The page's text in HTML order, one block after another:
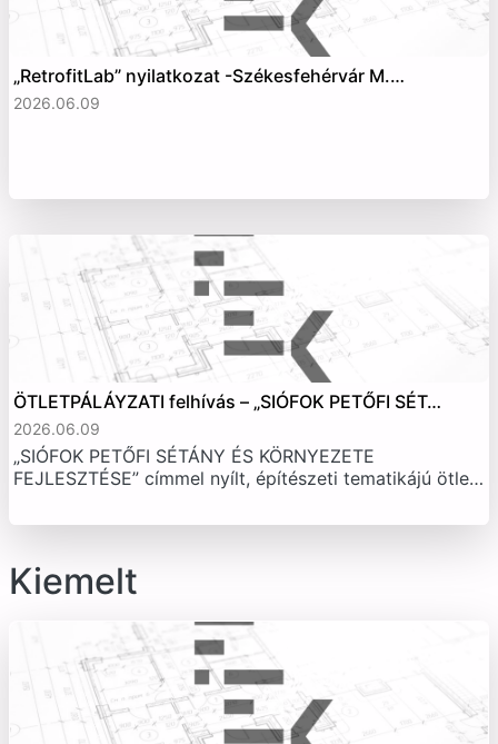
„RetrofitLab” nyilatkozat -Székesfehérvár M.…
2026.06.09
ÖTLETPÁLÁYZATI felhívás – „SIÓFOK PETŐFI SÉT…
2026.06.09
„SIÓFOK PETŐFI SÉTÁNY ÉS KÖRNYEZETE
FEJLESZTÉSE” címmel nyílt, építészeti tematikájú ötle…
Kiemelt